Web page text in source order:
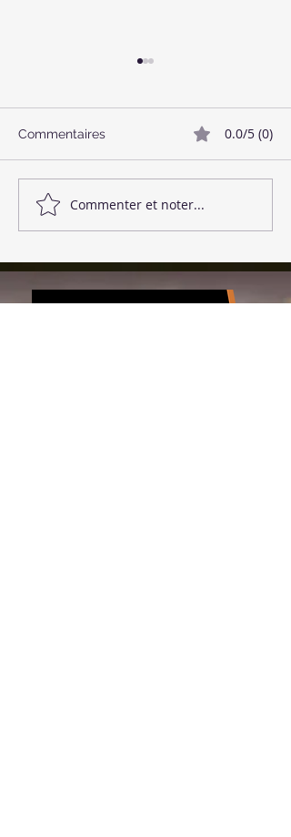
🥓 Bacon Végétalien
Commentaires 0.0/5 (0)
Commenter et noter...